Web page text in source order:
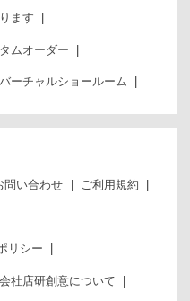
ます
ムオーダー
バーチャルショールーム
問い合わせ ご利用規約
リシー
社店研創意について